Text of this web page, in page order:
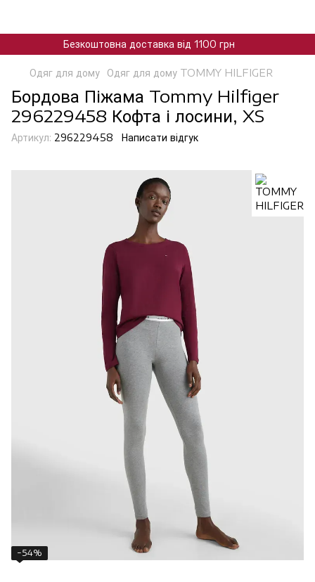
Безкоштовна доставка від 1100 грн
Одяг для дому Одяг для дому TOMMY HILFIGER
Бордова Піжама Tommy Hilfiger
296229458 Кофта і лосини, XS
Артикул: 296229458 Написати відгук
−54%